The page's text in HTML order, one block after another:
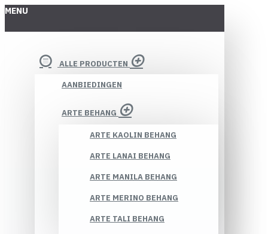
MENU
ALLE PRODUCTEN
AANBIEDINGEN
ARTE BEHANG
ARTE KAOLIN BEHANG
ARTE LANAI BEHANG
ARTE MANILA BEHANG
ARTE MERINO BEHANG
ARTE TALI BEHANG